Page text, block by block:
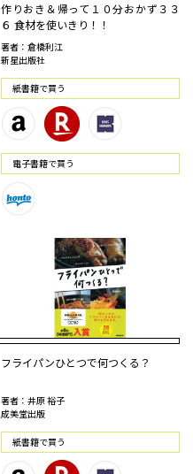
作りおき＆帰って１０分おかず３３
６ 食材を使いきり！！
著者：倉橋利江
新星出版社
紙書籍で買う
電⼦書籍で買う
フライパンひとつで何つくる？
著者：井原 裕子
成美堂出版
紙書籍で買う